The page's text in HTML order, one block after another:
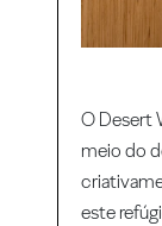
O Desert
meio do
este